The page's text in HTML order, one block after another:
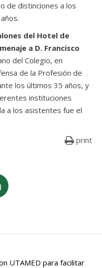
de distinciones a los
del Hotel de
a D. Francisco
del Colegio, en
de la Profesión de
los últimos 35 años, y
instituciones
a los asistentes fue el
print
UTAMED para facilitar